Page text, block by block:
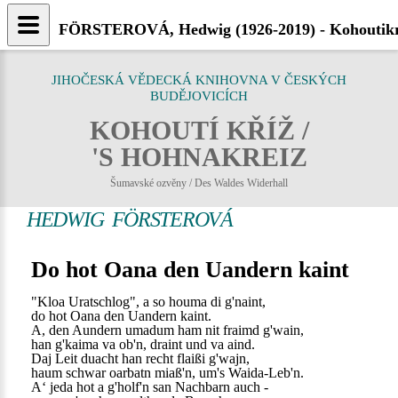
JIHOČESKÁ VĚDECKÁ KNIHOVNA V ČESKÝCH
BUDĚJOVICÍCH
KOHOUTÍ KŘÍŽ /
'S HOHNAKREIZ
Šumavské ozvěny / Des Waldes Widerhall
HEDWIG FÖRSTEROVÁ
Do hot Oana den Uandern kaint
"Kloa Uratschlog", a so houma di g'naint,
do hot Oana den Uandern kaint.
A, den Aundern umadum ham nit fraimd g'wain,
han g'kaima va ob'n, draint und va aind.
Daj Leit duacht han recht flaißi g'wajn,
haum schwar oarbatn miaß'n, um's Waida-Leb'n.
A‘ jeda hot a g'holf'n san Nachbarn auch -
FÖRSTEROVÁ, Hedwig (1926-2019) -